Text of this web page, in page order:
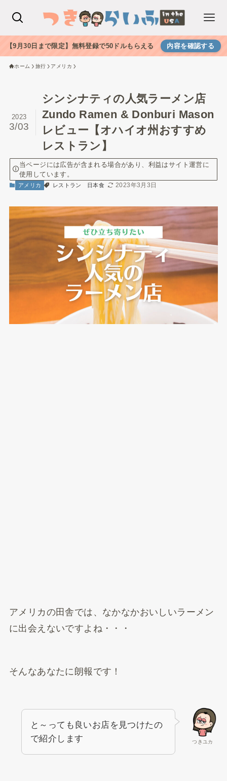
【9月30日まで限定】無料登録で50ドルもらえる 内容を確認する
ホーム 旅行 アメリカ
シンシナティの人気ラーメン店
Zundo Ramen & Donburi Mason
レビュー【オハイオ州おすすめ
レストラン】
2023
3/03
当ページには広告が含まれる場合があり、利益はサイト運営に
使用しています。
アメリカ レストラン 日本食 2023年3月3日
アメリカの田舎では、なかなかおいしいラーメン
に出会えないですよね・・・
そんなあなたに朗報です！
つきユカ
と～っても良いお店を見つけたの
で紹介します